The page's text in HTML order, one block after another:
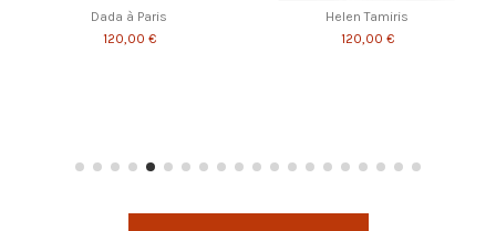
Dada à Paris
120,00 €
Helen Tamiris
120,00 €